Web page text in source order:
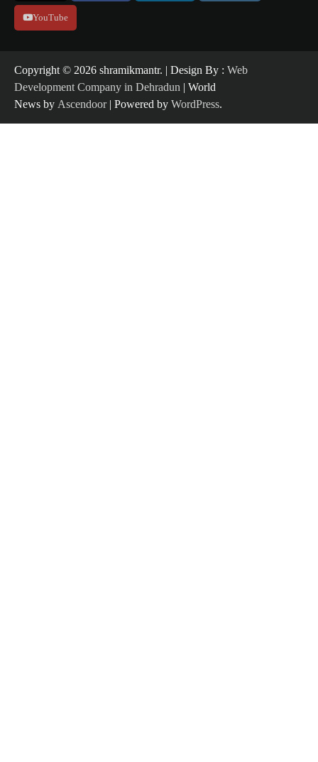
YouTube
Copyright ©️ 2026 shramikmantr. | Design By : Web
Development Company in Dehradun | World
News by Ascendoor| Powered by WordPress.